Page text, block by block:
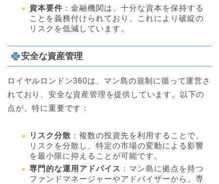
資本要件 ：金融機関は、十分な資本を保持する
ことを義務付けられており、これにより破綻の
リスクを低減しています。
安全な資産管理
ロイヤルロンドン360は、マン島の規制に循って運営さ
れており、安全な資産管理を提供しています。以下の
点が、特に重要です：
リスク分散 ：複数の投資先を利用することで、
リスクを分散し、特定の市場の変動による影響
を最小限に抑えることが可能です。
専門的な運用アドバイス ：マン島に拠点を持つ
ファンドマネージャーやアドバイザーから、専